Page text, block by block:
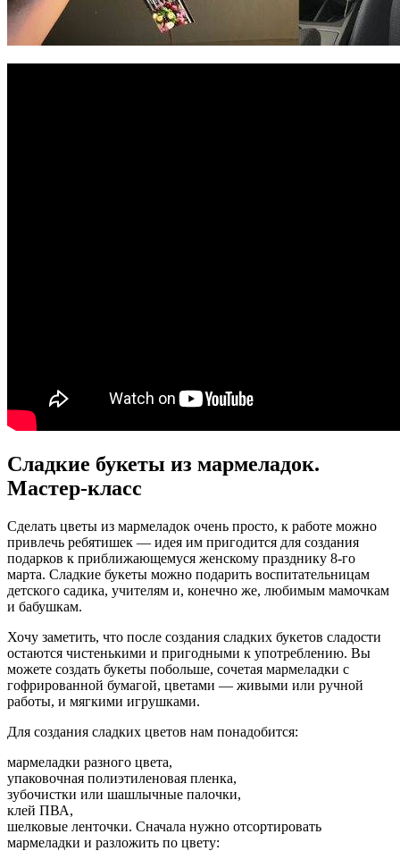
Сладкие букеты из мармеладок.
Мастер-класс
Сделать цветы из мармеладок очень просто, к работе можно
привлечь ребятишек — идея им пригодится для создания
подарков к приближающемуся женскому празднику 8-го
марта. Сладкие букеты можно подарить воспитательницам
детского садика, учителям и, конечно же, любимым мамочкам
и бабушкам.
Хочу заметить, что после создания сладких букетов сладости
остаются чистенькими и пригодными к употреблению. Вы
можете создать букеты побольше, сочетая мармеладки с
гофрированной бумагой, цветами — живыми или ручной
работы, и мягкими игрушками.
Для создания сладких цветов нам понадобится:
мармеладки разного цвета,
упаковочная полиэтиленовая пленка,
зубочистки или шашлычные палочки,
клей ПВА,
шелковые ленточки. Сначала нужно отсортировать
мармеладки и разложить по цвету: